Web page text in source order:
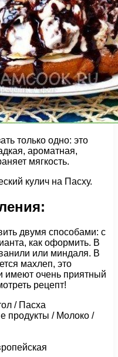
только одно: это
ароматная,
мягкость.
кулич на Пасху.
двумя способами: с
как оформить. В
или миндаля. В
махлеп, это
имеют очень приятный
рецепт!
/ Пасха
продукты / Молоко /